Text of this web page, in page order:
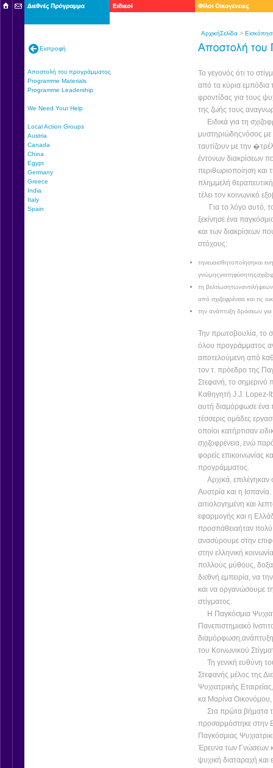
ΑρχικήΣελίδα >
Ειστροφή
Αποστολή του προγράμματος
Programme Materials
Programme Leadership
We Need Your Help
Local Action Groups
Austria
Canada
China
Egypt
Germany
Greece
India
Italy
Spain
Το γεγονός ότι το
από τα κύρια εμπόδια
φροντίδας για τους
της ζωής τους
Ειδικά για τη
μυστηριώδηςνόσος
ταυτίζουν με την
έντονων διακρίσεων
περιθωριοποίηση και
πλημμελή θεραπευτική
τέλει τον κοινωνικό
Για το λόγο αυτό,
ξεκίνησε ένα
και των διακρίσεων
στόχους:
τηνευαισθητοποίησηκαι
τη
από σχιζοφρένεια και τις
την ανάπτυξη δράσεων
Την πρωτοβουλία, το
όλου προγράμματος
αποτελούμενη από
τον τ. πρόεδρο της
Στεφανή, το σημερινό
Καθηγητή J.J. Lopez-
αυτή διαμόρφωσε ένα
τέσσερις ομάδες
οποίοι κατήρτισαν
σχιζοφρένεια, ενώ
φορείς επικοινωνίας
προγράμματος.
Αρχικά, επιλέγηκαν
Αυστρία και η
αιτιολογημένη και
εφαρμογής και η
προσπάθειαήταν πολύ
ανασύρουμε στην
στην ελληνική
πολλούς μύθους,
διεθνή εμπειρία, να
και να οργανώσουμε
στίγματος.
Η Παγκόσμια
Πανεπιστημιακό
του Κοινωνικού
Τη γενική ευθύνη
Στεφανής μέλος της
Ψυχιατρικής
κα Μαρίνα Οικονόμου,
Στα πρώτα βήματα
προσαρμόστηκε στην
Παγκόσμιας
Έρευνα των Γνώσεων
ψυχική διαταραχή και